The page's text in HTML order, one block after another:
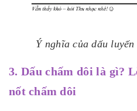
Ý nghĩa của dấu
3. Dấu chấm dôi là gì?
nốt chấm dôi